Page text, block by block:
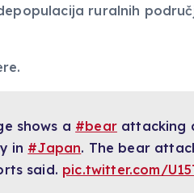
ruralnih
shows a #bearattacking
in #Japan. The bear
said. pic.twitter.com/